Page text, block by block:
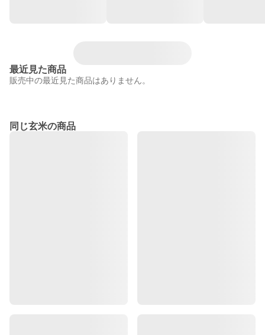
最近見た商品
販売中の最近見た商品はありません。
同じ玄米の商品